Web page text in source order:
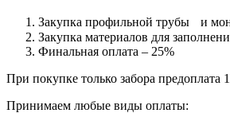
Закупка профильной трубы и
Закупка материалов для
Финальная оплата – 25%
При покупке только забора предоплата
Принимаем любые виды оплаты: